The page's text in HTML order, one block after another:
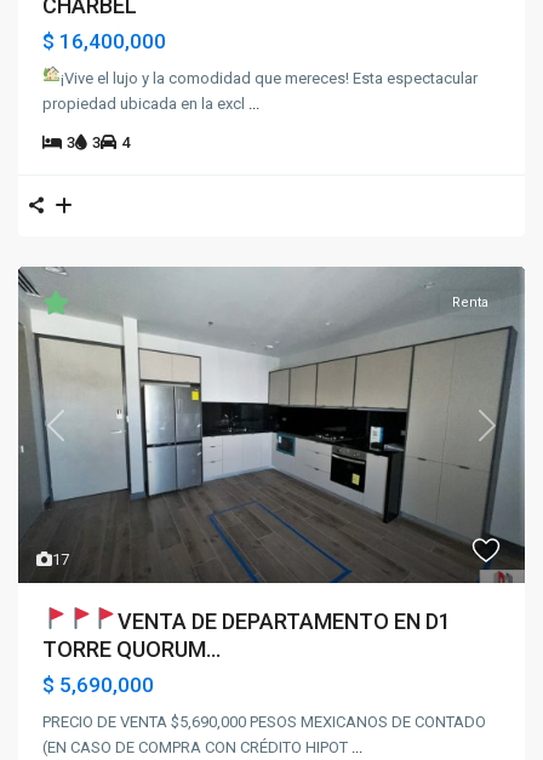
CHARBEL
$ 16,400,000
¡Vive el lujo y la comodidad que mereces! Esta espectacular
propiedad ubicada en la excl ...
3 3 4
17
Previous Next
Renta
VENTA DE DEPARTAMENTO EN D1
TORRE QUORUM...
$ 5,690,000
PRECIO DE VENTA $5,690,000 PESOS MEXICANOS DE CONTADO
(EN CASO DE COMPRA CON CRÉDITO HIPOT ...